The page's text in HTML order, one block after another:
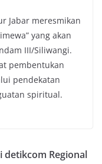
Jabar meresmikan
yang akan
III/Siliwangi.
pembentukan
pendekatan
spiritual.
detikcom Regional